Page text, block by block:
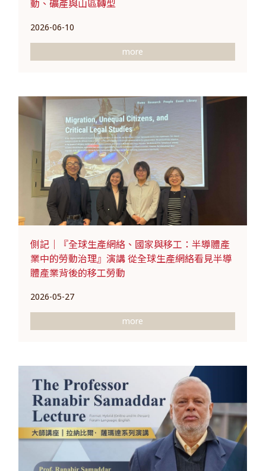
動、礦產與山區轉型
2026-06-10
more
側記｜『全球生產網絡、國家與移工：半導體產
業中的勞動治理』演講 從全球生產網絡看見半導
體產業背後的移工勞動
2026-05-27
more